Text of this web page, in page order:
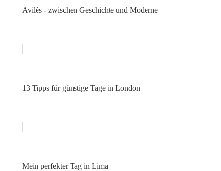
Avilés - zwischen Geschichte und Moderne
13 Tipps für günstige Tage in London
Mein perfekter Tag in Lima